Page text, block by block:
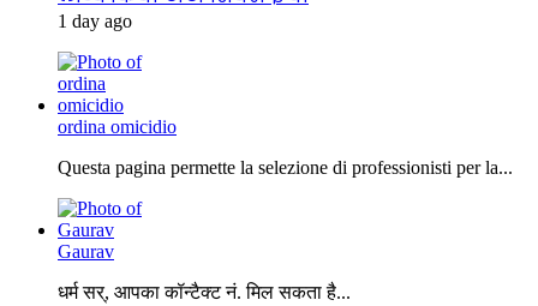
1 day ago
ordina omicidio
Questa pagina permette la selezione di professionisti per la...
Gaurav
धर्म सर्, आपका कॉन्टैक्ट नं. मिल सकता है...